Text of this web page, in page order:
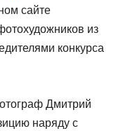
сайте
из
конкурса
Дмитрий
наряду с